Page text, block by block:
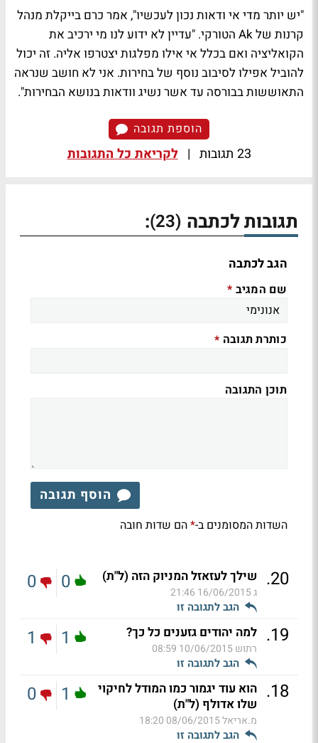
"יש יותר מדי אי ודאות נכון לעכשיו", אמר כרם בייקלת מנהל
קרנות של Ak הטורקי. "עדיין לא ידוע לנו מי ירכיב את
הקואליציה ואם בכלל אי אילו מפלגות יצטרפו אליה. זה יכול
להוביל אפילו לסיבוב נוסף של בחירות. אני לא חושב שנראה
התאוששות בבורסה עד אשר נשיג וודאות בנושא הבחירות".
הוספת תגובה
23 תגובות | לקריאת כל התגובות
תגובות לכתבה (23)
:
הגב לכתבה
שם המגיב *
כותרת תגובה *
תוכן התגובה
הוסף תגובה
השדות המסומנים ב-*הם שדות חובה
20
. שילך לעזאזל המניוק הזה (ל"ת)
ג16/06/2015 21:46
הגב לתגובה זו
0
0
19
. למה יהודים גזענים כל כך?
רתוש10/06/2015 08:59
הגב לתגובה זו
1
1
18
. הוא עוד יגמור כמו המודל לחיקוי
שלו אדולף (ל"ת)
מ.אריאל08/06/2015 18:20
הגב לתגובה זו
1
0